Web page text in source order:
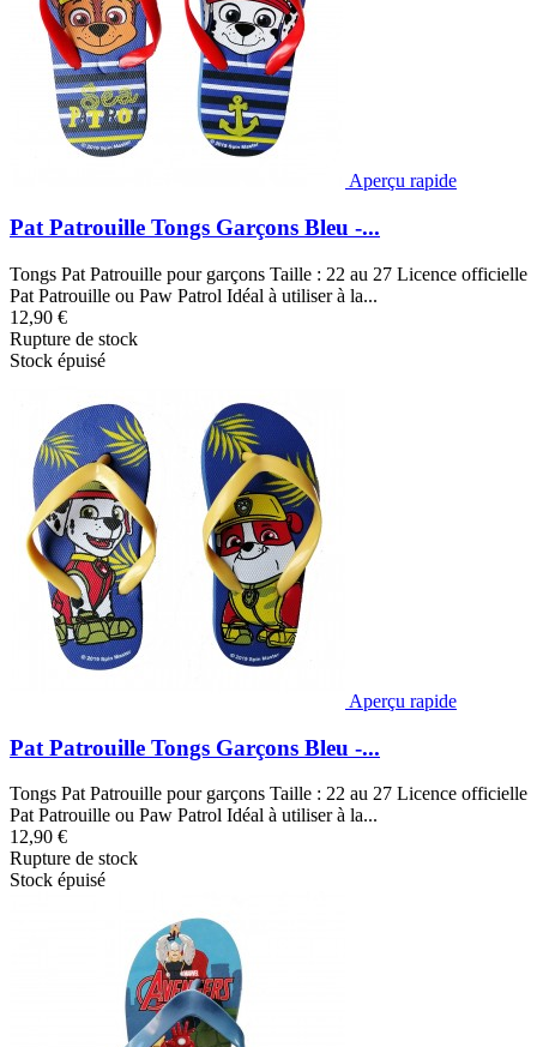
Aperçu rapide
Pat Patrouille Tongs Garçons Bleu -...
Tongs Pat Patrouille pour garçons Taille : 22 au 27 Licence officielle
Pat Patrouille ou Paw Patrol Idéal à utiliser à la...
12,90 €
Rupture de stock
Stock épuisé
Aperçu rapide
Pat Patrouille Tongs Garçons Bleu -...
Tongs Pat Patrouille pour garçons Taille : 22 au 27 Licence officielle
Pat Patrouille ou Paw Patrol Idéal à utiliser à la...
12,90 €
Rupture de stock
Stock épuisé